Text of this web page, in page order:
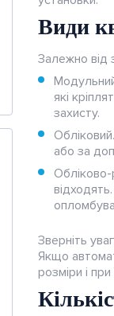
Види
Залежно від
які
захисту.
або за
Обліково-
Зверніть
Якщо
розміри і